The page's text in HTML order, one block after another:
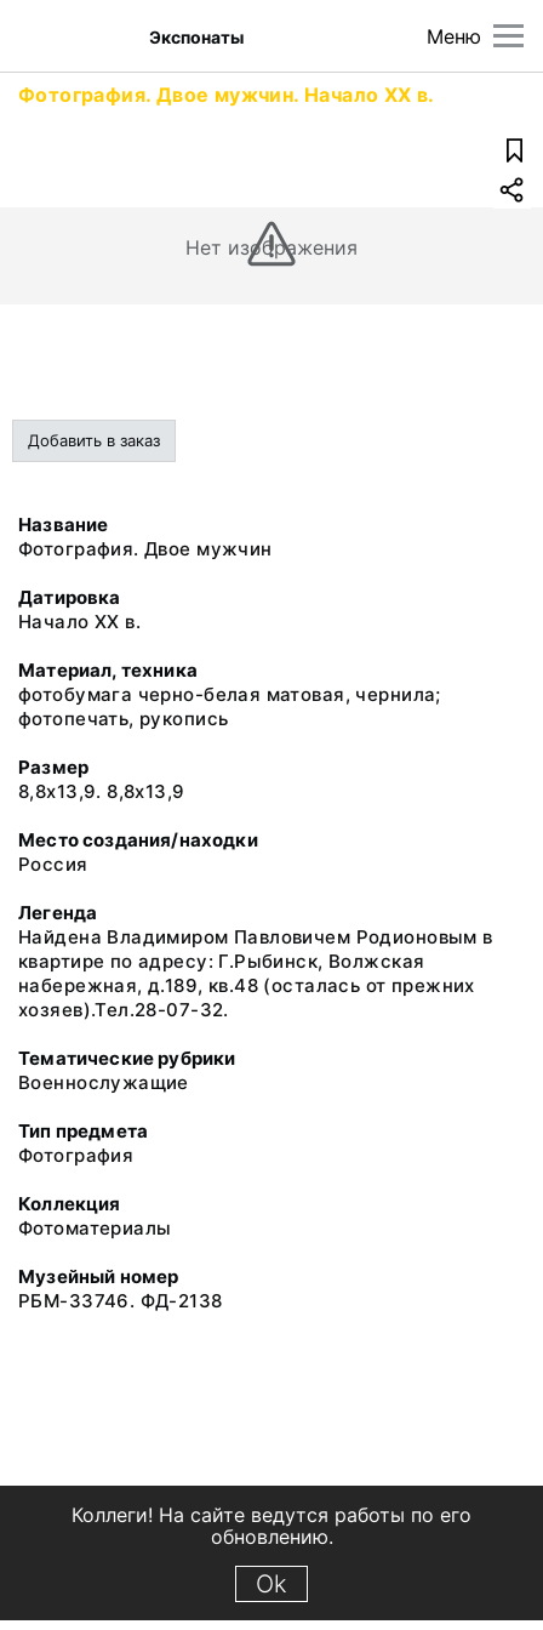
Меню
Экспонаты
Фотография. Двое мужчин. Начало XX в.
Нет изображения
Добавить в заказ
Название
Фотография. Двое мужчин
Датировка
Начало XX в.
Материал, техника
фотобумага черно-белая матовая, чернила;
фотопечать, рукопись
Размер
8,8х13,9. 8,8х13,9
Место создания/находки
Россия
Легенда
Найдена Владимиром Павловичем Родионовым в
квартире по адресу: Г.Рыбинск, Волжская
набережная, д.189, кв.48 (осталась от прежних
хозяев).Тел.28-07-32.
Тематические рубрики
Военнослужащие
Тип предмета
Фотография
Коллекция
Фотоматериалы
Музейный номер
РБМ-33746. ФД-2138
Коллеги! На сайте ведутся работы по его
обновлению.
Ok